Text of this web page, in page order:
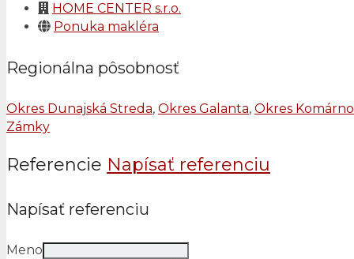
HOME CENTER s.r.o.
Ponuka makléra
Regionálna pôsobnosť
Okres Dunajská Streda, Okres Galanta, Okres Komárno
Zámky
Referencie Napísať referenciu
Napísať referenciu
Meno